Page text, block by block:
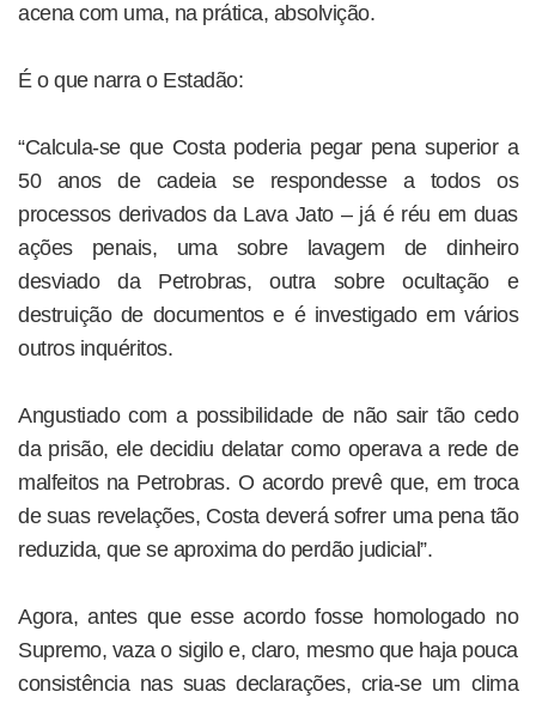
acena com uma, na prática, absolvição.
É o que narra o Estadão:
“Calcula-se que Costa poderia pegar pena superior a
50 anos de cadeia se respondesse a todos os
processos derivados da Lava Jato – já é réu em duas
ações penais, uma sobre lavagem de dinheiro
desviado da Petrobras, outra sobre ocultação e
destruição de documentos e é investigado em vários
outros inquéritos.
Angustiado com a possibilidade de não sair tão cedo
da prisão, ele decidiu delatar como operava a rede de
malfeitos na Petrobras. O acordo prevê que, em troca
de suas revelações, Costa deverá sofrer uma pena tão
reduzida, que se aproxima do perdão judicial”.
Agora, antes que esse acordo fosse homologado no
Supremo, vaza o sigilo e, claro, mesmo que haja pouca
consistência nas suas declarações, cria-se um clima